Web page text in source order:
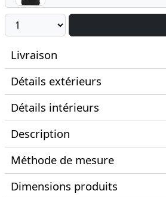
Livraison
Détails extérieurs
Détails intérieurs
Description
Méthode de mesure
Dimensions produits